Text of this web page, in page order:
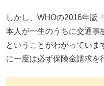
しかし、WHOの2016年版
本人が一生のうちに交通事
ということがわかっていま
に一度は必ず保険金請求を